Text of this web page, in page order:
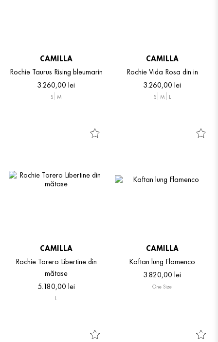
CAMILLA
Rochie Taurus Rising bleumarin
3.260,00 lei
S M
CAMILLA
Rochie Vida Rosa din in
3.260,00 lei
S M L
CAMILLA
Rochie Torero Libertine din
mătase
5.180,00 lei
L
CAMILLA
Kaftan lung Flamenco
3.820,00 lei
One Size